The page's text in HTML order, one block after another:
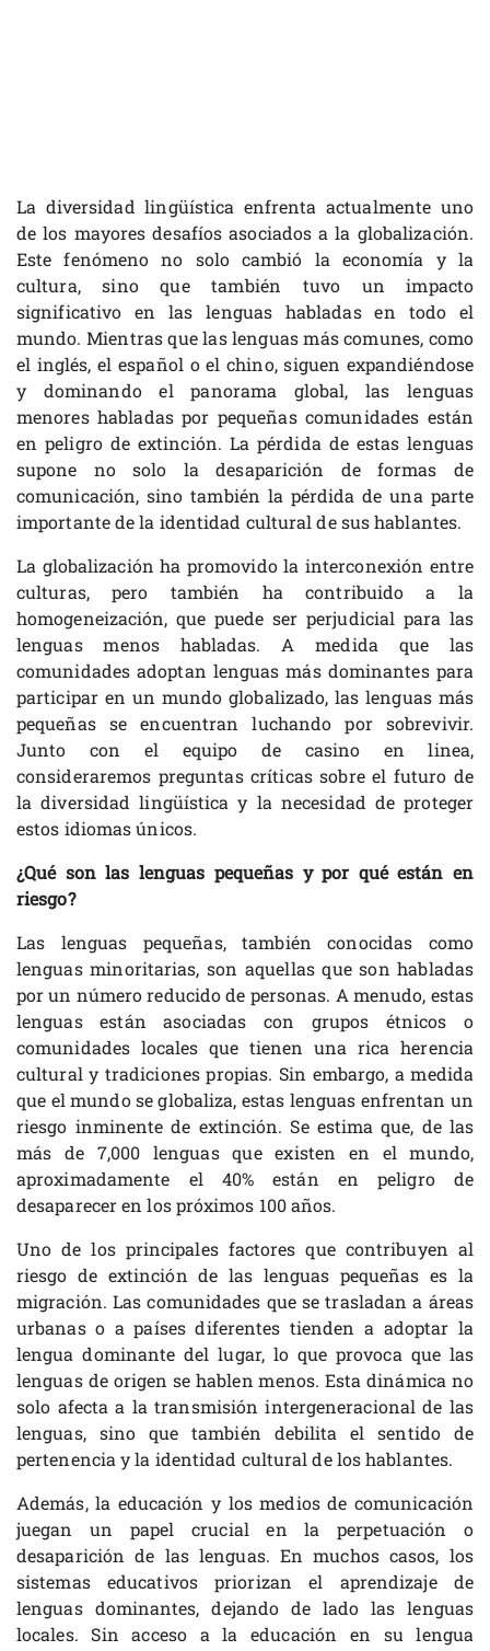
La diversidad lingüística enfrenta actualmente uno
de los mayores desafíos asociados a la globalización.
Este fenómeno no solo cambió la economía y la
cultura, sino que también tuvo un impacto
significativo en las lenguas habladas en todo el
mundo. Mientras que las lenguas más comunes, como
el inglés, el español o el chino, siguen expandiéndose
y dominando el panorama global, las lenguas
menores habladas por pequeñas comunidades están
en peligro de extinción. La pérdida de estas lenguas
supone no solo la desaparición de formas de
comunicación, sino también la pérdida de una parte
importante de la identidad cultural de sus hablantes.
La globalización ha promovido la interconexión entre
culturas, pero también ha contribuido a la
homogeneización, que puede ser perjudicial para las
lenguas menos habladas. A medida que las
comunidades adoptan lenguas más dominantes para
participar en un mundo globalizado, las lenguas más
pequeñas se encuentran luchando por sobrevivir.
Junto con el equipo de casino en linea,
consideraremos preguntas críticas sobre el futuro de
la diversidad lingüística y la necesidad de proteger
estos idiomas únicos.
¿Qué son las lenguas pequeñas y por qué están en
riesgo?
Las lenguas pequeñas, también conocidas como
lenguas minoritarias, son aquellas que son habladas
por un número reducido de personas. A menudo, estas
lenguas están asociadas con grupos étnicos o
comunidades locales que tienen una rica herencia
cultural y tradiciones propias. Sin embargo, a medida
que el mundo se globaliza, estas lenguas enfrentan un
riesgo inminente de extinción. Se estima que, de las
más de 7,000 lenguas que existen en el mundo,
aproximadamente el 40% están en peligro de
desaparecer en los próximos 100 años.
Uno de los principales factores que contribuyen al
riesgo de extinción de las lenguas pequeñas es la
migración. Las comunidades que se trasladan a áreas
urbanas o a países diferentes tienden a adoptar la
lengua dominante del lugar, lo que provoca que las
lenguas de origen se hablen menos. Esta dinámica no
solo afecta a la transmisión intergeneracional de las
lenguas, sino que también debilita el sentido de
pertenencia y la identidad cultural de los hablantes.
Además, la educación y los medios de comunicación
juegan un papel crucial en la perpetuación o
desaparición de las lenguas. En muchos casos, los
sistemas educativos priorizan el aprendizaje de
lenguas dominantes, dejando de lado las lenguas
locales. Sin acceso a la educación en su lengua